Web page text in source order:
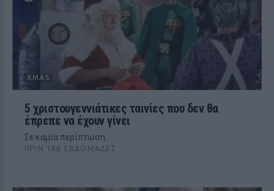
XMAS
5 χριστουγεννιάτικες ταινίες που δεν θα
έπρεπε να έχουν γίνει
Σε καμία περίπτωση...
ΠΡΙΝ 188 ΕΒΔΟΜΆΔΕΣ